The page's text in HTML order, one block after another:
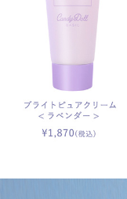
✓ハンドクリームとしても
※1メーキャップ効果によ
※2メラニンの生成を抑え